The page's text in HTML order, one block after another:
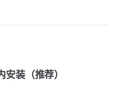
装（推荐）